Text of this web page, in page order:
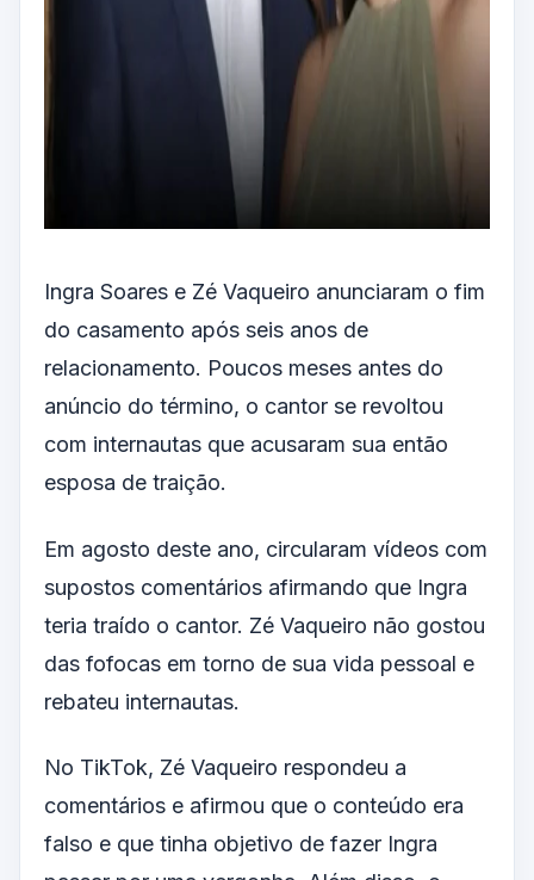
Ingra Soares e Zé Vaqueiro anunciaram o fim
do casamento após seis anos de
relacionamento. Poucos meses antes do
anúncio do término, o cantor se revoltou
com internautas que acusaram sua então
esposa de traição.
Em agosto deste ano, circularam vídeos com
supostos comentários afirmando que Ingra
teria traído o cantor. Zé Vaqueiro não gostou
das fofocas em torno de sua vida pessoal e
rebateu internautas.
No TikTok, Zé Vaqueiro respondeu a
comentários e afirmou que o conteúdo era
falso e que tinha objetivo de fazer Ingra